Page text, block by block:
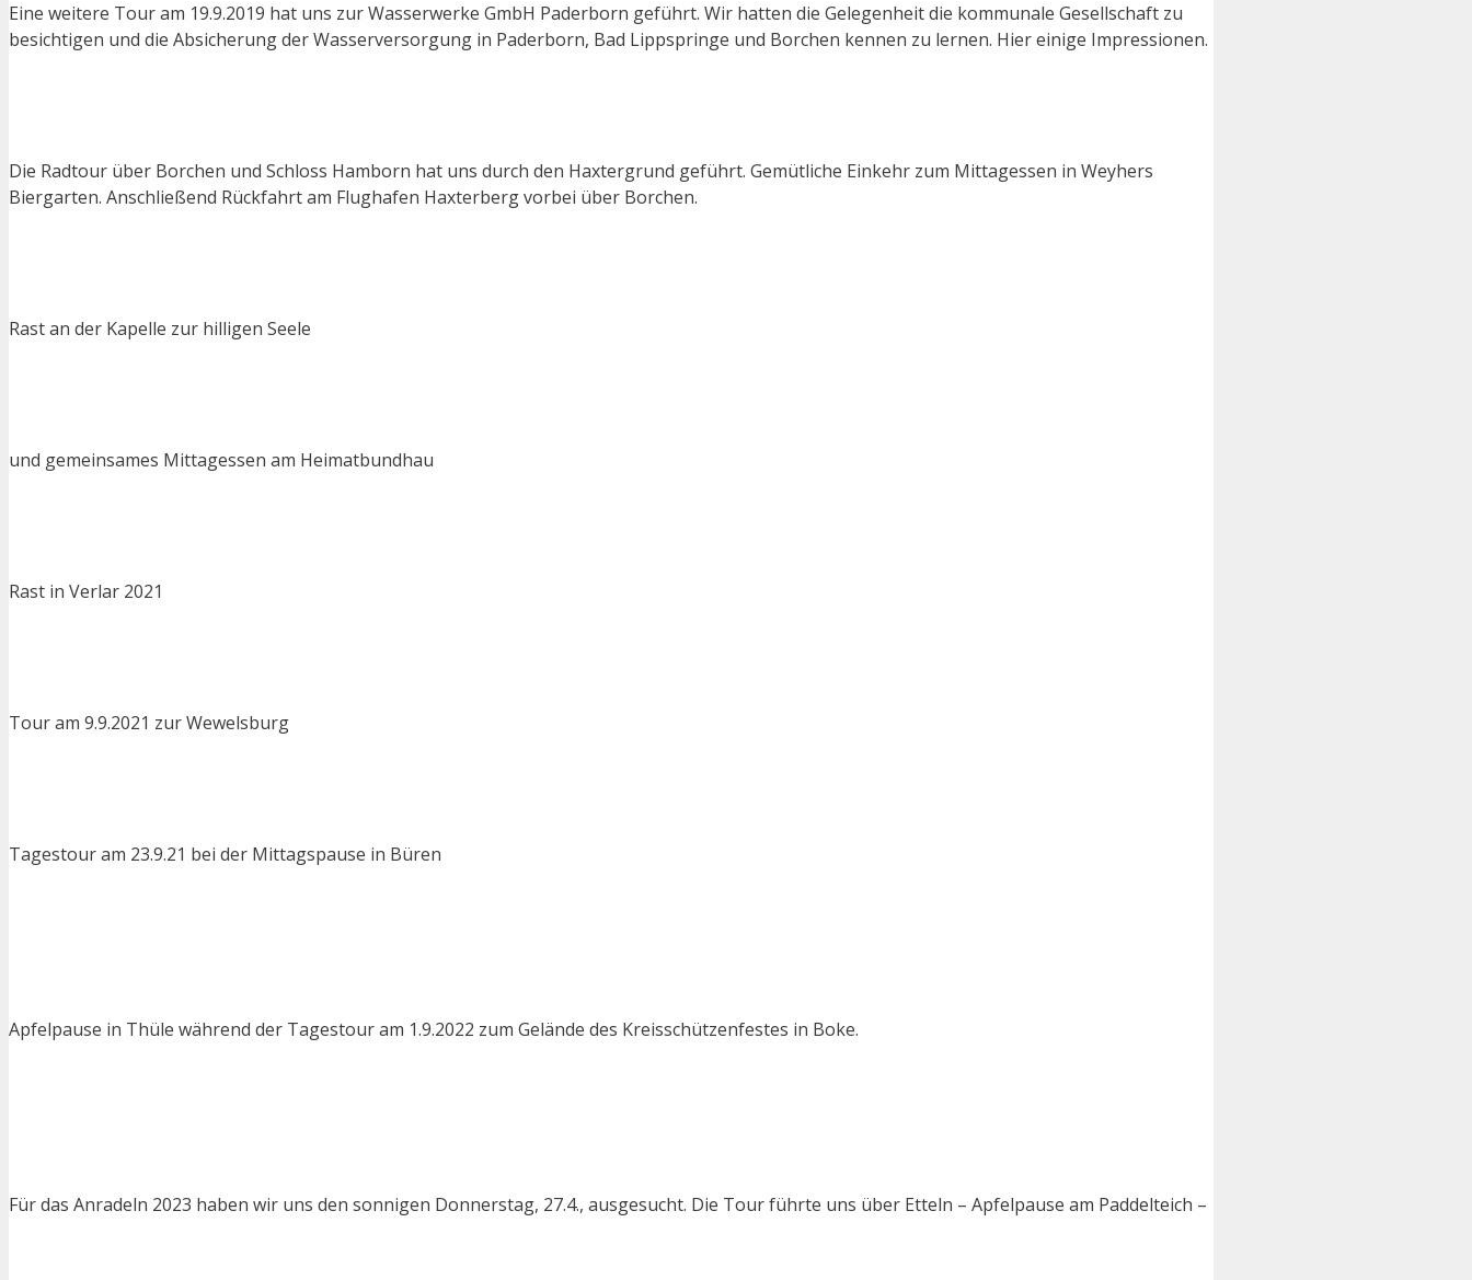
Eine weitere Tour am 19.9.2019 hat uns zur Wasserwerke GmbH Paderborn geführt. Wir hatten die Gelegenheit die kommunale Gesellschaft zu
besichtigen und die Absicherung der Wasserversorgung in Paderborn, Bad Lippspringe und Borchen kennen zu lernen. Hier einige Impressionen.
Die Radtour über Borchen und Schloss Hamborn hat uns durch den Haxtergrund geführt. Gemütliche Einkehr zum Mittagessen in Weyhers
Biergarten. Anschließend Rückfahrt am Flughafen Haxterberg vorbei über Borchen.
Rast an der Kapelle zur hilligen Seele
und gemeinsames Mittagessen am Heimatbundhau
Rast in Verlar 2021
Tour am 9.9.2021 zur Wewelsburg
Tagestour am 23.9.21 bei der Mittagspause in Büren
Apfelpause in Thüle während der Tagestour am 1.9.2022 zum Gelände des Kreisschützenfestes in Boke.
Für das Anradeln 2023 haben wir uns den sonnigen Donnerstag, 27.4., ausgesucht. Die Tour führte uns über Etteln – Apfelpause am Paddelteich –